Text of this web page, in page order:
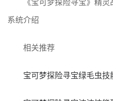
系统介绍
相关推荐
宝可梦探险寻宝绿毛虫